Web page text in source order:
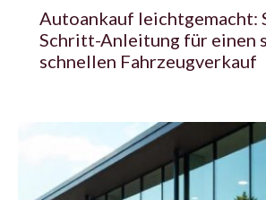
Autoankauf
Schritt-Anleitung für einen
schnellen Fahrzeugverkauf